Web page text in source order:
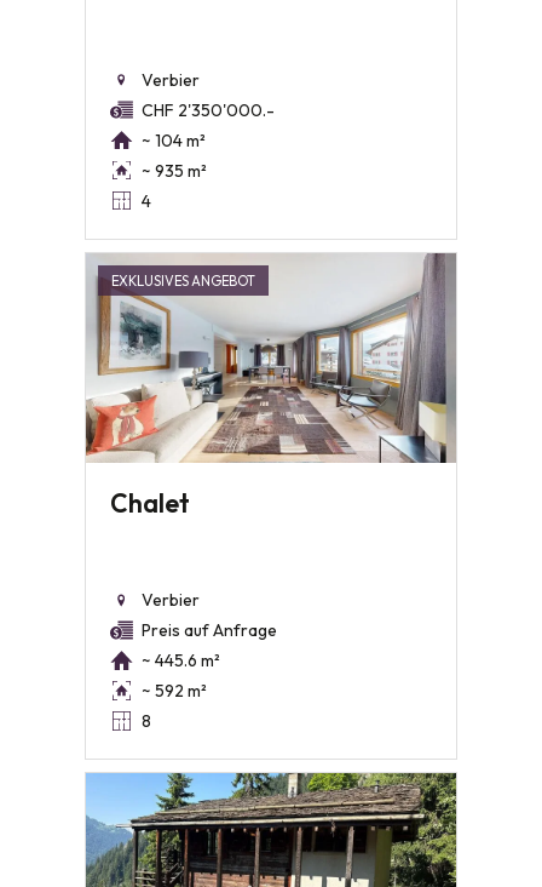
Verbier
CHF 2'350'000.-
~ 104 m²
~ 935 m²
4
EXKLUSIVES ANGEBOT
Chalet
Verbier
Preis auf Anfrage
~ 445.6 m²
~ 592 m²
8